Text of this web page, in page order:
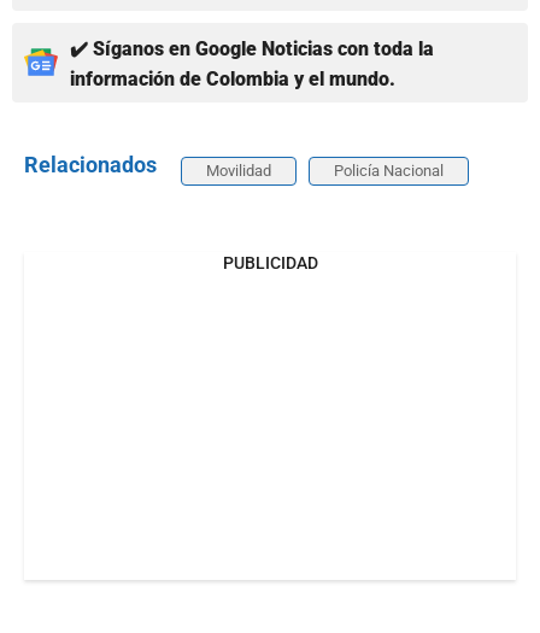
✔️ Síganos en Google Noticias con toda la
información de Colombia y el mundo.
Relacionados Movilidad Policía Nacional
PUBLICIDAD